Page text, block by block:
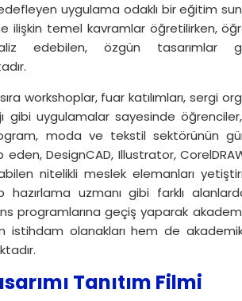
uygulama odaklı bir eğitim
ilişkin temel kavramlar öğretilirken,
edebilen, özgün tasarımlar
workshoplar, fuar katılımları, sergi
gibi uygulamalar sayesinde
moda ve tekstil sektörünün
eden, DesignCAD, Illustrator,
nitelikli meslek elemanları
hazırlama uzmanı gibi farklı
programlarına geçiş yaparak
istihdam olanakları hem de
Tanıtım Filmi